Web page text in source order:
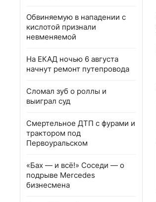
Обвиняемую в нападении с
кислотой признали
невменяемой
На ЕКАД ночью 6 августа
начнут ремонт путепровода
Сломал зуб о роллы и
выиграл суд
Смертельное ДТП с фурами и
трактором под
Первоуральском
«Бах — и всё!» Соседи — о
подрыве Mercedes
бизнесмена